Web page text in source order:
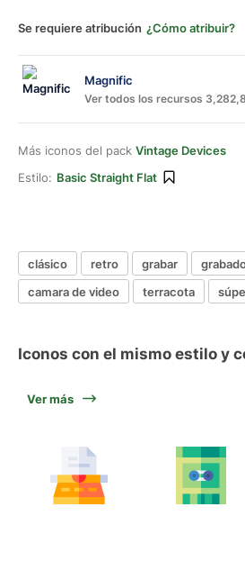
Se requiere atribución ¿Cómo atribuir?
Magnific
Ver todos los recursos
Más iconos del pack Vintage Devices
Estilo: Basic Straight Flat
clásico retro grabar
camara de video
terracota
Iconos con el mismo estilo y
Ver más